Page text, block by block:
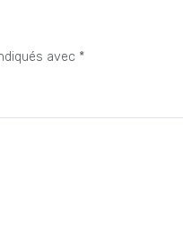
avec *